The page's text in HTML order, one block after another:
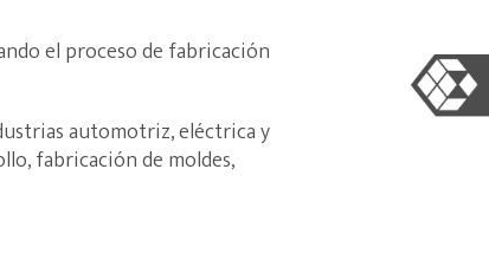
el proceso de fabricación
automotriz, eléctrica y
fabricación de moldes,